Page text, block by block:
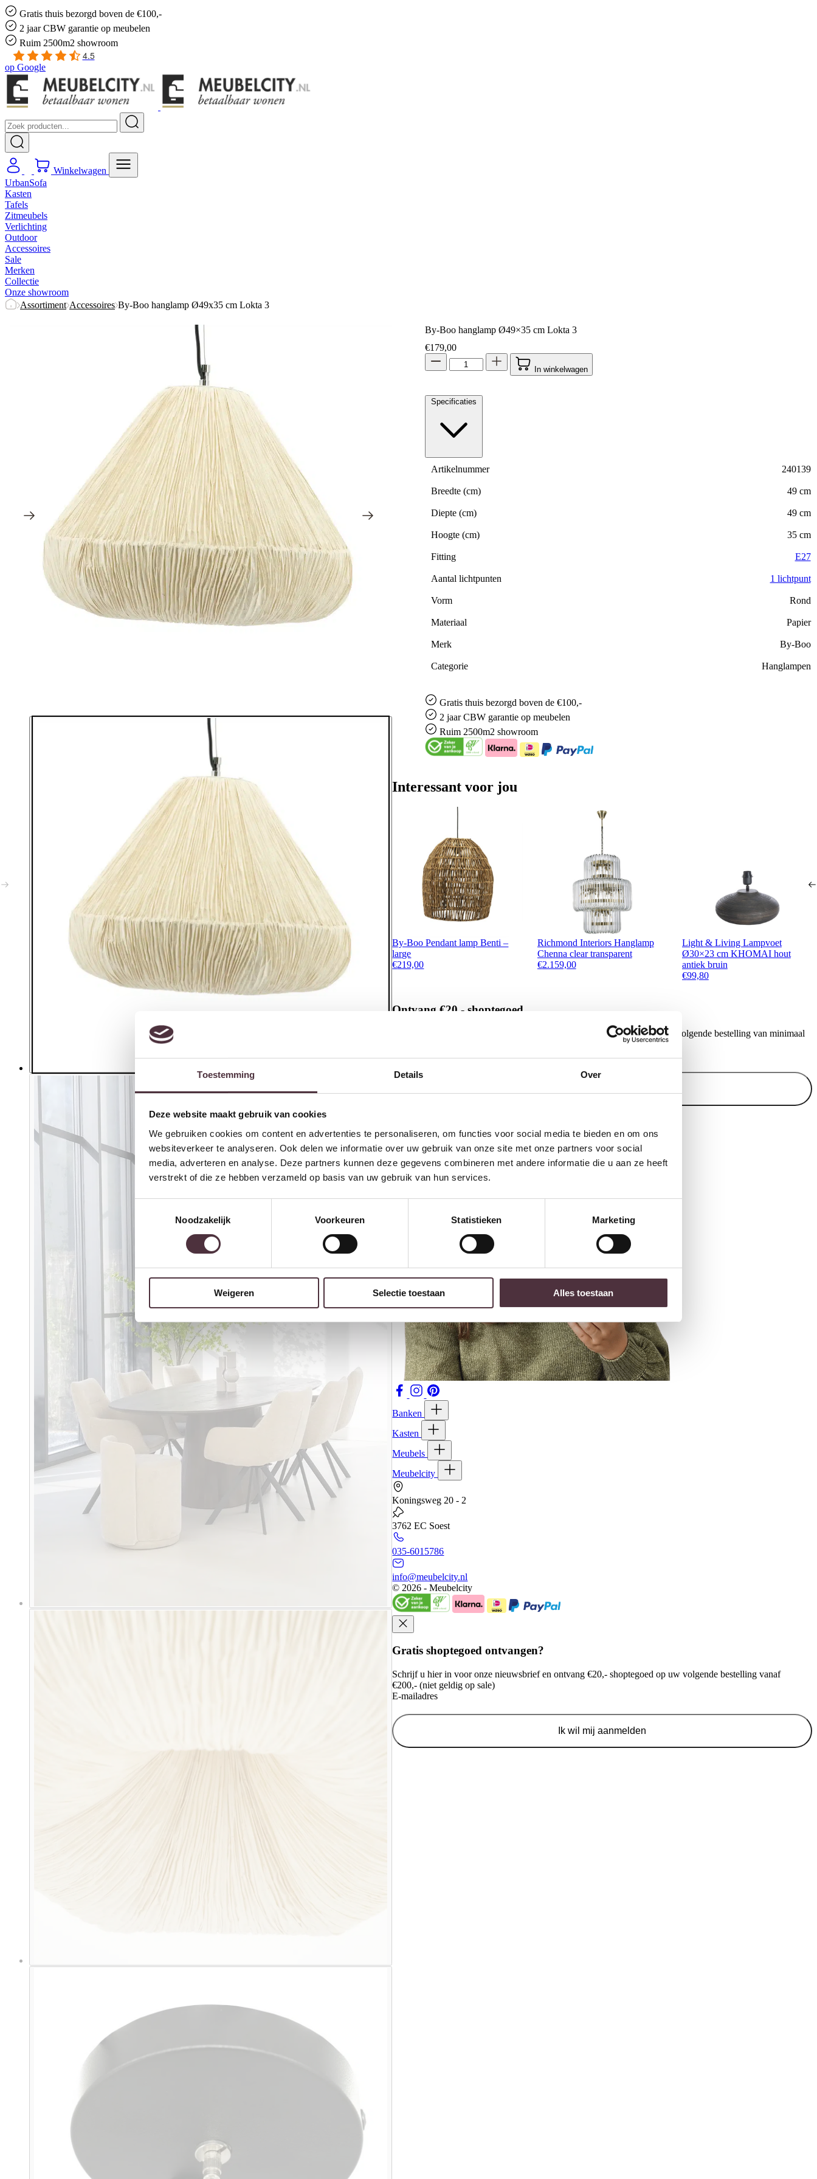
Toestemming Details Over
Deze website maakt gebruik van cookies
We gebruiken cookies om content en advertenties te personaliseren, om functies voor social media te bieden en om ons
websiteverkeer te analyseren. Ook delen we informatie over uw gebruik van onze site met onze partners voor social
media, adverteren en analyse. Deze partners kunnen deze gegevens combineren met andere informatie die u aan ze heeft
verstrekt of die ze hebben verzameld op basis van uw gebruik van hun services.
Noodzakelijk
Voorkeuren Statistieken Marketing
Weigeren Selectie toestaan Alles toestaan
Gratis thuis bezorgd boven de €100,-
2 jaar CBW garantie op meubelen
Ruim 2500m2 showroom
4.5
op Google
Winkelwagen
UrbanSofa
Kasten
Tafels
Zitmeubels
Verlichting
Outdoor
Accessoires
Sale
Merken
Collectie
Onze showroom
Assortiment Accessoires By-Boo hanglamp Ø49x35 cm Lokta 3
By-Boo hanglamp Ø49×35 cm Lokta 3
€179,00
In winkelwagen
Specificaties
Artikelnummer 240139
Breedte (cm) 49 cm
Diepte (cm) 49 cm
Hoogte (cm) 35 cm
Fitting E27
Aantal lichtpunten 1 lichtpunt
Vorm Rond
Materiaal Papier
Merk By-Boo
Categorie Hanglampen
Gratisthuis bezorgd boven de €100,-
2 jaar CBW garantieop meubelen
Ruim 2500m2 showroom
Interessant voor jou
By-Boo Pendant lamp Benti –
large
€219,00
Richmond Interiors Hanglamp
Chenna clear transparent
€2.159,00
Light & Living Lampvoet
Ø30×23 cm KHOMAI hout
antiek bruin
€99,80
Ontvang €20,- shoptegoed
Meldt u aan voor onze nieuwsbrief en ontvang €20,- shoptegoed voor uw volgende bestelling van minimaal
Banken
Kasten
Meubels
Meubelcity
Koningsweg 20 - 2
3762 EC Soest
035-6015786
info@meubelcity.nl
© 2026 - Meubelcity
Gratis shoptegoed ontvangen?
Schrijf u hier in voor onze nieuwsbrief en ontvang €20,- shoptegoed op uw volgende bestelling vanaf
€200,- (niet geldig op sale)
E-mailadres
Ik wil mij aanmelden